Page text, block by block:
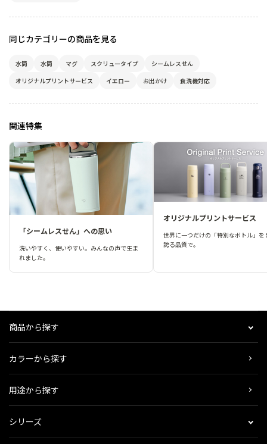
同じカテゴリーの商品を見る
水筒 水筒 マグ スクリュータイプ
シームレスせん
オリジナルプリントサービス
イエロー お出かけ 食洗機対応
関連特集
「シームレスせん」への思い
洗いやすく、使いやすい。みんなの声で生ま
れました。
オリジナルプリントサービス
世界に一つだけの「特別なボトル」を
誇る品質で。
商品から探す
カラーから探す
用途から探す
シリーズ